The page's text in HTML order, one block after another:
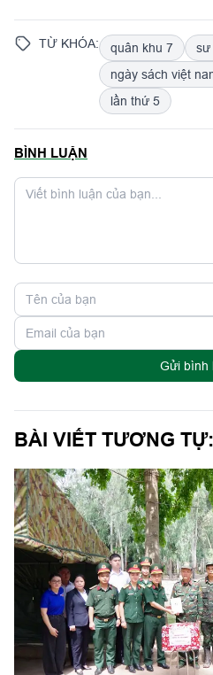
TỪ KHÓA: quân khu 7 sư
ngày sách việt
lần thứ 5
BÌNH LUẬN
Gửi bình
BÀI VIẾT TƯƠNG TỰ: